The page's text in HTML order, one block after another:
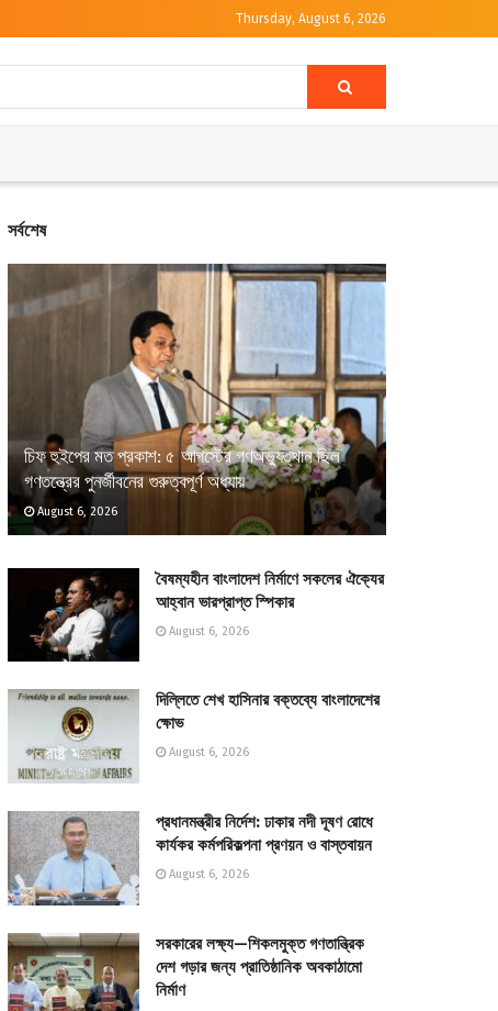
Thursday, August 6, 2026
সর্বশেষ
চিফ হুইপের মত প্রকাশ: ৫ আগস্টের গণঅভ্যুত্থান ছিল
গণতন্ত্রের পুনর্জীবনের গুরুত্বপূর্ণ অধ্যায়
August 6, 2026
বৈষম্যহীন বাংলাদেশ নির্মাণে সকলের ঐক্যের
আহ্বান ভারপ্রাপ্ত স্পিকার
August 6, 2026
দিল্লিতে শেখ হাসিনার বক্তব্যে বাংলাদেশের
ক্ষোভ
August 6, 2026
প্রধানমন্ত্রীর নির্দেশ: ঢাকার নদী দূষণ রোধে
কার্যকর কর্মপরিকল্পনা প্রণয়ন ও বাস্তবায়ন
August 6, 2026
সরকারের লক্ষ্য—শিকলমুক্ত গণতান্ত্রিক
দেশ গড়ার জন্য প্রাতিষ্ঠানিক অবকাঠামো
নির্মাণ